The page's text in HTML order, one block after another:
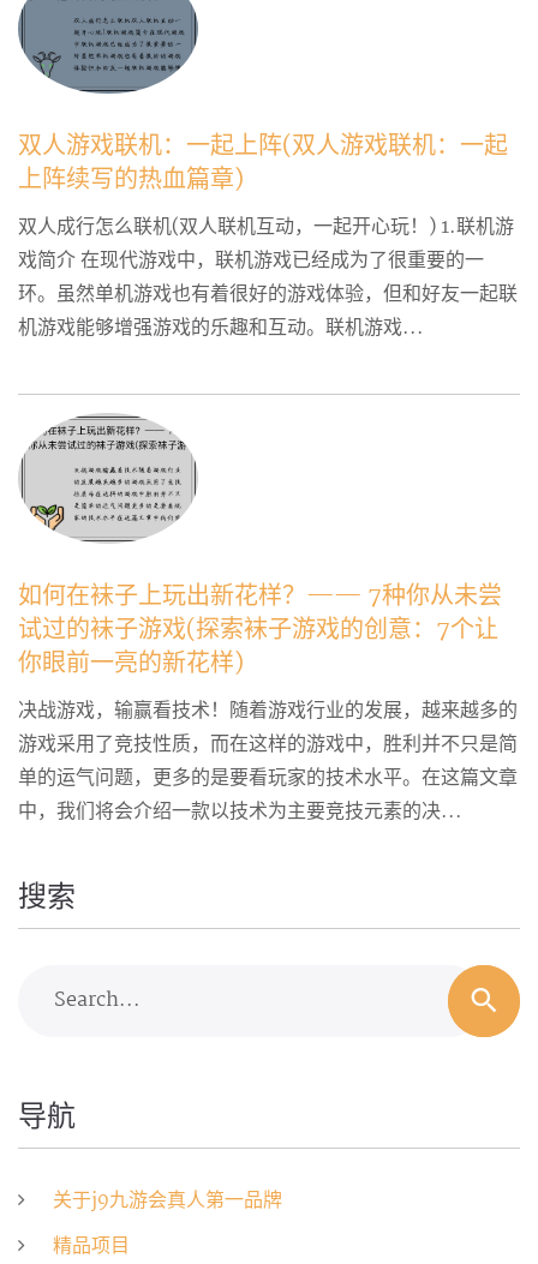
双人游戏联机：一起上阵(双人游戏联机：一起
上阵续写的热血篇章)
双人成行怎么联机(双人联机互动，一起开心玩！) 1.联机游
戏简介 在现代游戏中，联机游戏已经成为了很重要的一
环。虽然单机游戏也有着很好的游戏体验，但和好友一起联
机游戏能够增强游戏的乐趣和互动。联机游戏...
如何在袜子上玩出新花样？—— 7种你从未尝
试过的袜子游戏(探索袜子游戏的创意：7个让
你眼前一亮的新花样)
决战游戏，输赢看技术！随着游戏行业的发展，越来越多的
游戏采用了竞技性质，而在这样的游戏中，胜利并不只是简
单的运气问题，更多的是要看玩家的技术水平。在这篇文章
中，我们将会介绍一款以技术为主要竞技元素的决...
搜索
Search...
导航
关于j9九游会真人第一品牌
精品项目